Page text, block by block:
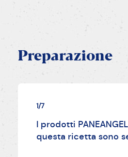
Preparazione
1/7
I prodotti
questa ricetta sono